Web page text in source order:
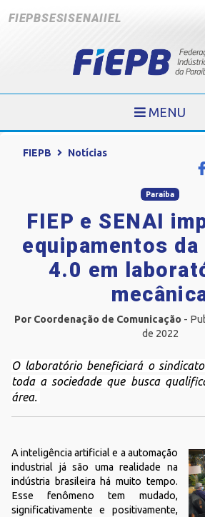
FIEPBSESISENAIIEL
MENU
FIEPB Notícias
Paraíba
FIEP e SENAI
equipamentos
4.0 em
Por Coordenação de Comunicação-
de 2022
O laboratório beneficiará o
toda a sociedade que busca
área.
A inteligência artificial e a automação
industrial já são uma realidade na
indústria brasileira há muito tempo.
Esse fenômeno tem mudado,
significativamente e positivamente,